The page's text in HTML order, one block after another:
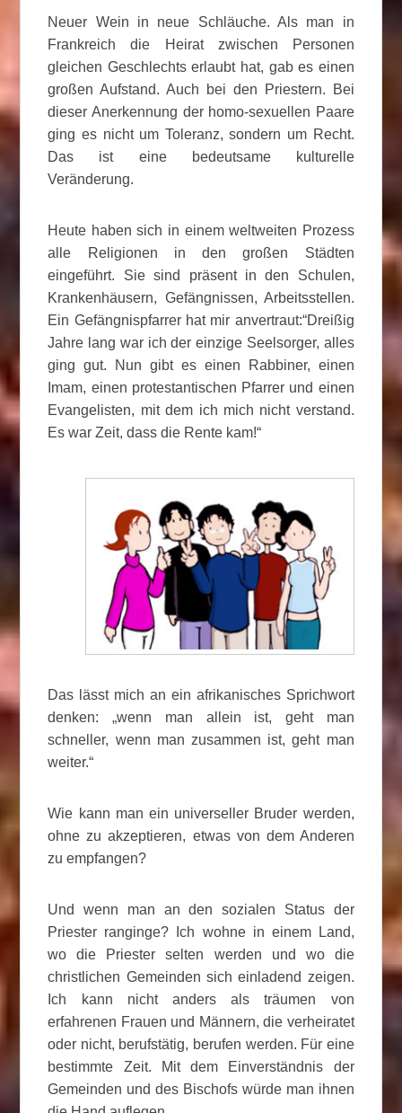
Neuer Wein in neue Schläuche. Als man in
Frankreich die Heirat zwischen Personen
gleichen Geschlechts erlaubt hat, gab es einen
großen Aufstand. Auch bei den Priestern. Bei
dieser Anerkennung der homo-sexuellen Paare
ging es nicht um Toleranz, sondern um Recht.
Das ist eine bedeutsame kulturelle
Veränderung.
Heute haben sich in einem weltweiten Prozess
alle Religionen in den großen Städten
eingeführt. Sie sind präsent in den Schulen,
Krankenhäusern, Gefängnissen, Arbeitsstellen.
Ein Gefängnispfarrer hat mir anvertraut:“Dreißig
Jahre lang war ich der einzige Seelsorger, alles
ging gut. Nun gibt es einen Rabbiner, einen
Imam, einen protestantischen Pfarrer und einen
Evangelisten, mit dem ich mich nicht verstand.
Es war Zeit, dass die Rente kam!“
Das lässt mich an ein afrikanisches Sprichwort
denken: „wenn man allein ist, geht man
schneller, wenn man zusammen ist, geht man
weiter.“
Wie kann man ein universeller Bruder werden,
ohne zu akzeptieren, etwas von dem Anderen
zu empfangen?
Und wenn man an den sozialen Status der
Priester ranginge? Ich wohne in einem Land,
wo die Priester selten werden und wo die
christlichen Gemeinden sich einladend zeigen.
Ich kann nicht anders als träumen von
erfahrenen Frauen und Männern, die verheiratet
oder nicht, berufstätig, berufen werden. Für eine
bestimmte Zeit. Mit dem Einverständnis der
Gemeinden und des Bischofs würde man ihnen